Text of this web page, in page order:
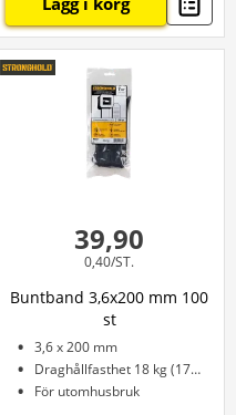
39,90
0,40/ST.
Buntband 3,6x200 mm 100
st
3,6 x 200 mm
Draghållfasthet 18 kg (178 N)
För utomhusbruk